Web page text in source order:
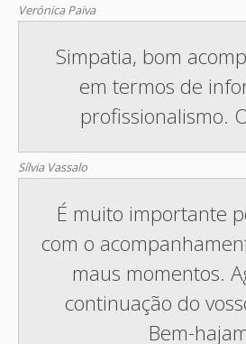
Verónica Paiva
Simpatia, bom
em termos de
profissionalismo.
Sílvia Vassalo
É muito importante
com o
maus momentos.
continuação do
Bem-